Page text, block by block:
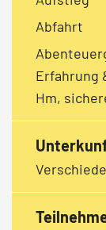
Abfahrt
Erfahrung
Hm,